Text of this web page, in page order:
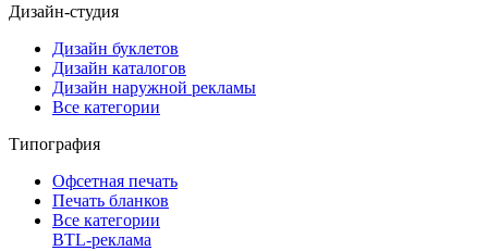
Дизайн-студия
Дизайн буклетов
Дизайн каталогов
Дизайн наружной рекламы
Все категории
Типография
Офсетная печать
Печать бланков
Все категории
BTL-реклама